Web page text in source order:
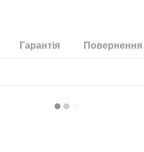
Гарантія Повернення